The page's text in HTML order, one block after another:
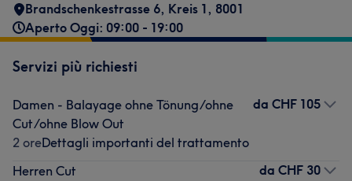
Brandschenkestrasse 6, Kreis 1, 8001
Aperto Oggi: 09:00 - 19:00
Servizi più richiesti
Damen - Balayage ohne Tönung/ohne
Cut/ohne Blow Out
2 oreDettagli importanti del trattamento
da CHF 105
Herren Cut
da CHF 30